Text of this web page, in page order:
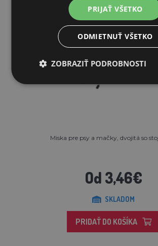
Miska pre psy a mačky, dvojitá so
Od 3,46€
SKLADOM
PRIDAŤ DO KOŠÍKA
PRIJAŤ VŠETKO
ODMIETNUŤ VŠETKO
ZOBRAZIŤ PODROBNOSTI